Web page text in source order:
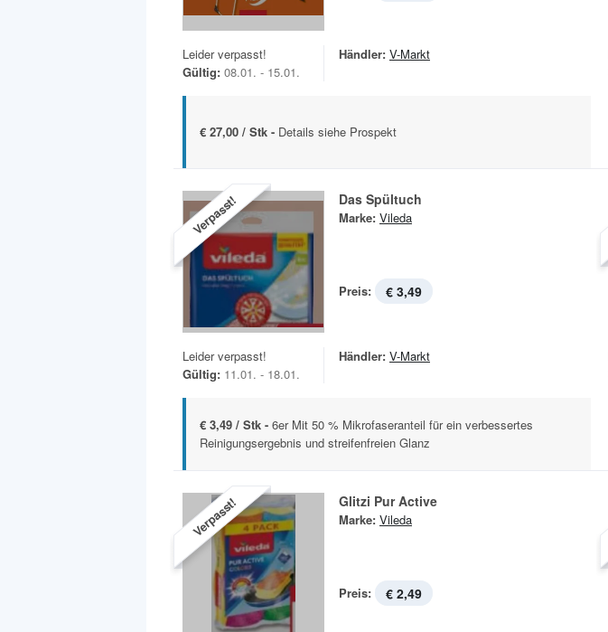
Leider verpasst!
Gültig: 08.01. - 15.01.
Händler: V-Markt
€ 27,00 / Stk - Details siehe Prospekt
Verpasst! Das Spültuch
Marke: Vileda
Preis: € 3,49
Leider verpasst!
Gültig: 11.01. - 18.01.
Händler: V-Markt
€ 3,49 / Stk - 6er Mit 50 % Mikrofaseranteil für ein verbessertes
Reinigungsergebnis und streifenfreien Glanz
Verpasst! Glitzi Pur Active
Marke: Vileda
Preis: € 2,49